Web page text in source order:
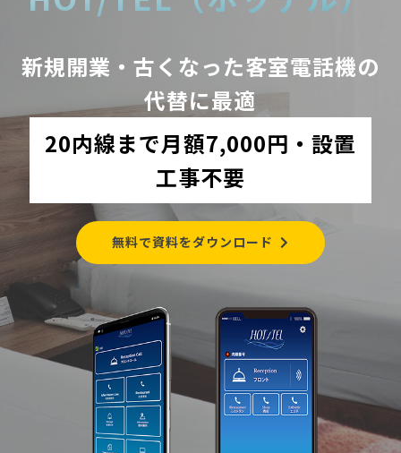
新規開業・古くなった客室電話機の
代替に最適
20内線まで月額7,000円・設置
工事不要
無料で資料をダウンロード